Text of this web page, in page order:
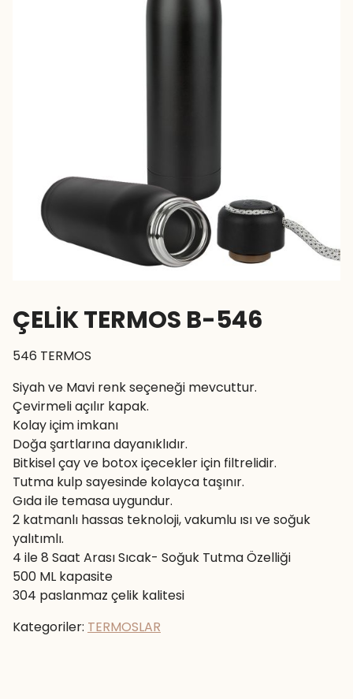
ÇELİK TERMOS B-546
546 TERMOS
Siyah ve Mavi renk seçeneği mevcuttur.
Çevirmeli açılır kapak.
Kolay içim imkanı
Doğa şartlarına dayanıklıdır.
Bitkisel çay ve botox içecekler için filtrelidir.
Tutma kulp sayesinde kolayca taşınır.
Gıda ile temasa uygundur.
2 katmanlı hassas teknoloji, vakumlu ısı ve soğuk
yalıtımlı.
4 ile 8 Saat Arası Sıcak- Soğuk Tutma Özelliği
500 ML kapasite
304 paslanmaz çelik kalitesi
Kategoriler: TERMOSLAR